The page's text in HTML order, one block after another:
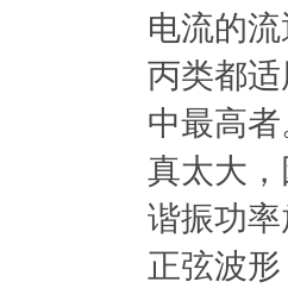
电流的
丙类都
中最高
真太大
谐振功
正弦波